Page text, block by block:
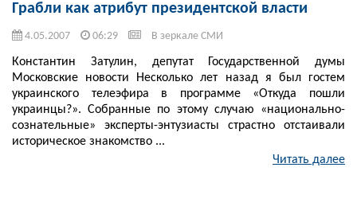
Грабли как атрибут президентской власти
4.05.2007 06:29 В зеркале СМИ
Константин Затулин, депутат Государственной думы
Московские новости Несколько лет назад я был гостем
украинского телеэфира в программе «Откуда пошли
украинцы?». Собранные по этому случаю «национально-
сознательные» эксперты-энтузиасты страстно отстаивали
историческое знакомство ...
Читать далее